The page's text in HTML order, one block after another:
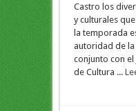
Castro los
y culturales
la temporada
autoridad de la
conjunto con
de Cultura ...